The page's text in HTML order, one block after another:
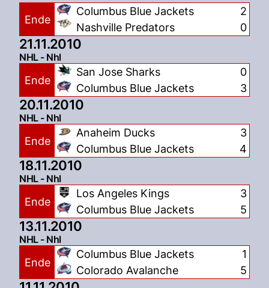
Ende
Columbus Blue Jackets
Nashville Predators
2
0
21.11.2010
NHL - Nhl
Ende
San Jose Sharks
Columbus Blue Jackets
0
3
20.11.2010
NHL - Nhl
Ende
Anaheim Ducks
Columbus Blue Jackets
3
4
18.11.2010
NHL - Nhl
Ende
Los Angeles Kings
Columbus Blue Jackets
3
5
13.11.2010
NHL - Nhl
Ende
Columbus Blue Jackets
Colorado Avalanche
1
5